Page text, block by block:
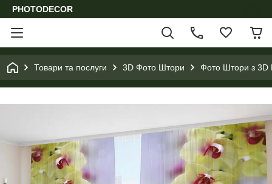
PHOTODECOR
Товари та послуги 3D Фото Штори Фото Штори з 3D